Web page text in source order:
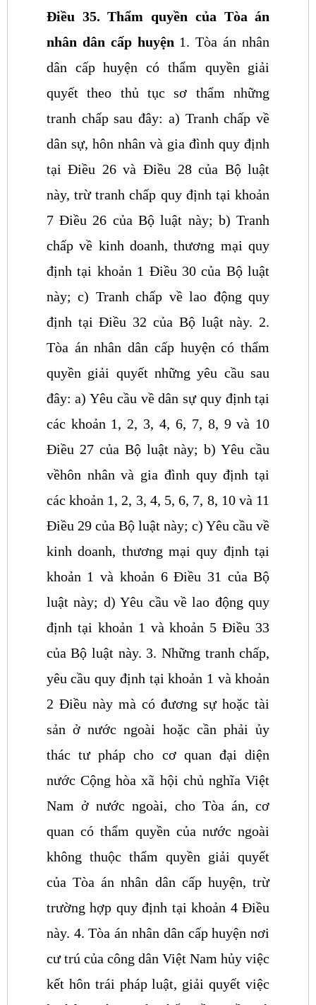
Điều 35. Thẩm quyền của Tòa án
nhân dân cấp huyện 1. Tòa án nhân
dân cấp huyện có thẩm quyền giải
quyết theo thủ tục sơ thẩm những
tranh chấp sau đây: a) Tranh chấp về
dân sự, hôn nhân và gia đình quy định
tại Điều 26 và Điều 28 của Bộ luật
này, trừ tranh chấp quy định tại khoản
7 Điều 26 của Bộ luật này; b) Tranh
chấp về kinh doanh, thương mại quy
định tại khoản 1 Điều 30 của Bộ luật
này;c) Tranh chấp về lao động quy
định tại Điều 32 của Bộ luật này. 2.
Tòa án nhân dân cấp huyện có thẩm
quyền giải quyết những yêu cầu sau
đây:a) Yêu cầu về dân sự quy định tại
các khoản 1, 2, 3, 4, 6, 7, 8, 9 và 10
Điều 27 của Bộ luật này;b) Yêu cầu
vềhôn nhân và gia đình quy định tại
các khoản 1, 2, 3, 4, 5, 6, 7, 8, 10 và 11
Điều 29 của Bộ luật này;c) Yêu cầu về
kinh doanh, thương mại quy định tại
khoản 1 và khoản 6 Điều 31 của Bộ
luật này; d) Yêu cầu về lao động quy
định tại khoản 1 và khoản 5 Điều 33
của Bộ luật này. 3. Những tranh chấp,
yêu cầu quy định tại khoản 1 và khoản
2 Điều này mà có đương sự hoặc tài
sản ở nước ngoài hoặc cần phải ủy
thác tư pháp cho cơ quan đại diện
nước Cộng hòa xã hội chủ nghĩa Việt
Nam ở nước ngoài, cho Tòa án, cơ
quan có thẩm quyền của nước ngoài
không thuộc thẩm quyền giải quyết
của Tòa án nhân dân cấp huyện, trừ
trường hợp quy định tại khoản 4 Điều
này. 4. Tòa án nhân dân cấp huyện nơi
cư trú của công dân Việt Nam hủy việc
kết hôn trái pháp luật, giải quyết việc